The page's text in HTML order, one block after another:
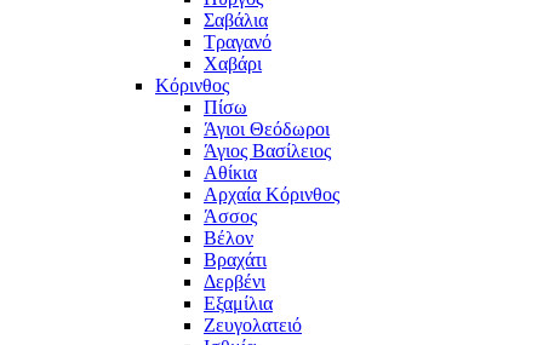
Σαβάλια
Τραγανό
Χαβάρι
Κόρινθος
Πίσω
Άγιοι Θεόδωροι
Άγιος Βασίλειος
Αθίκια
Αρχαία Κόρινθος
Άσσος
Βέλον
Βραχάτι
Δερβένι
Εξαμίλια
Ζευγολατειό